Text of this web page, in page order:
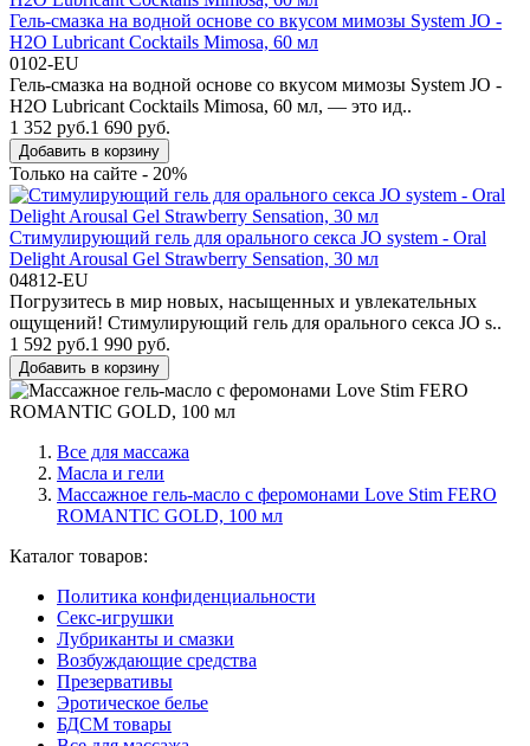
Гель-смазка на водной основе со вкусом мимозы System JO -
H2O Lubricant Cocktails Mimosa, 60 мл
0102-EU
Гель-смазка на водной основе со вкусом мимозы System JO -
H2O Lubricant Cocktails Mimosa, 60 мл, — это ид..
1 352 руб.1 690 руб.
Добавить в корзину
Только на сайте - 20%
Стимулирующий гель для орального секса JO system - Oral
Delight Arousal Gel Strawberry Sensation, 30 мл
04812-EU
Погрузитесь в мир новых, насыщенных и увлекательных
ощущений! Стимулирующий гель для орального секса JO s..
1 592 руб.1 990 руб.
Добавить в корзину
Все для массажа
Масла и гели
Массажное гель-масло с феромонами Love Stim FERO
ROMANTIC GOLD, 100 мл
Каталог товаров:
Политика конфиденциальности
Секс-игрушки
Лубриканты и смазки
Возбуждающие средства
Презервативы
Эротическое белье
БДСМ товары